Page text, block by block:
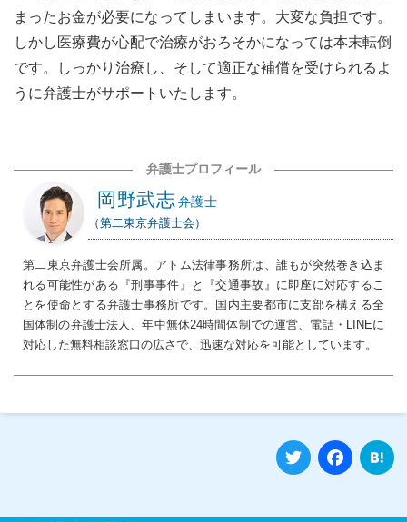
まったお金が必要になってしまいます。大変な負担です。
しかし医療費が心配で治療がおろそかになっては本末転倒
です。しっかり治療し、そして適正な補償を受けられるよ
うに弁護士がサポートいたします。
弁護士プロフィール
岡野武志弁護士
（第二東京弁護士会）
第二東京弁護士会所属。アトム法律事務所は、誰もが突然巻き込ま
れる可能性がある『刑事事件』と『交通事故』に即座に対応するこ
とを使命とする弁護士事務所です。国内主要都市に支部を構える全
国体制の弁護士法人、年中無休24時間体制での運営、電話・LINEに
対応した無料相談窓口の広さで、迅速な対応を可能としています。
Twitter